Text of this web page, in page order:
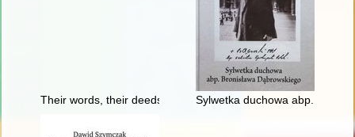
Their words, their deeds : the January Uprising in the
Sylwetka duchowa abp.